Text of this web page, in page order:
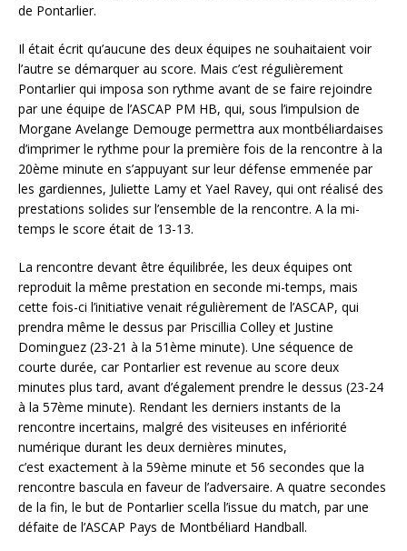
de Pontarlier.
Il était écrit qu’aucune des deux équipes ne souhaitaient voir
l’autre se démarquer au score. Mais c’est régulièrement
Pontarlier qui imposa son rythme avant de se faire rejoindre
par une équipe de l’ASCAP PM HB, qui, sous l’impulsion de
Morgane Avelange Demouge permettra aux montbéliardaises
d’imprimer le rythme pour la première fois de la rencontre à la
20ème minute en s’appuyant sur leur défense emmenée par
les gardiennes, Juliette Lamy et Yael Ravey, qui ont réalisé des
prestations solides sur l’ensemble de la rencontre. A la mi-
temps le score était de 13-13.
La rencontre devant être équilibrée, les deux équipes ont
reproduit la même prestation en seconde mi-temps, mais
cette fois-ci l’initiative venait régulièrement de l’ASCAP, qui
prendra même le dessus par Priscillia Colley et Justine
Dominguez (23-21 à la 51ème minute). Une séquence de
courte durée, car Pontarlier est revenue au score deux
minutes plus tard, avant d’également prendre le dessus (23-24
à la 57ème minute). Rendant les derniers instants de la
rencontre incertains, malgré des visiteuses en infériorité
numérique durant les deux dernières minutes,
c’est exactement à la 59ème minute et 56 secondes que la
rencontre bascula en faveur de l’adversaire. A quatre secondes
de la fin, le but de Pontarlier scella l’issue du match, par une
défaite de l’ASCAP Pays de Montbéliard Handball.